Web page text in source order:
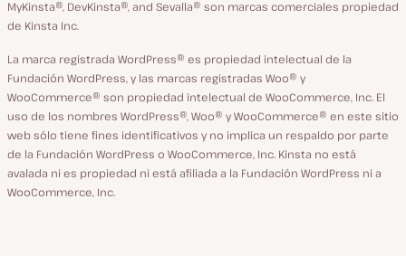
MyKinsta®, DevKinsta®, and Sevalla® son marcas comerciales propiedad
de Kinsta Inc.
La marca registrada WordPress® es propiedad intelectual de la
Fundación WordPress, y las marcas registradas Woo® y
WooCommerce® son propiedad intelectual de WooCommerce, Inc. El
uso de los nombres WordPress®, Woo® y WooCommerce® en este sitio
web sólo tiene fines identificativos y no implica un respaldo por parte
de la Fundación WordPress o WooCommerce, Inc. Kinsta no está
avalada ni es propiedad ni está afiliada a la Fundación WordPress ni a
WooCommerce, Inc.